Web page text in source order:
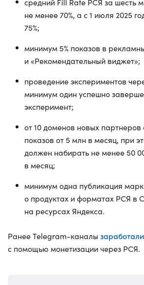
средний Fill Rate РСЯ за шесть
не менее 70%, а с 1 июля 2025
75%;
минимум 5% показов в
и «Рекомендательный виджет»;
проведение экспериментов
минимум один успешно
эксперимент;
от 10 доменов новых
показов от 5 млн в месяц, при
должен набирать не менее 50
в месяц;
минимум одна публикация
о продуктах и форматах РСЯ в
на ресурсах Яндекса.
Ранее Telegram-каналы заработали
с помощью монетизации через РСЯ.